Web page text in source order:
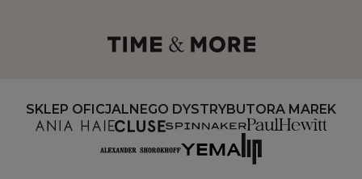
SKLEP OFICJALNEGO DYSTRYBUTORA MAREK